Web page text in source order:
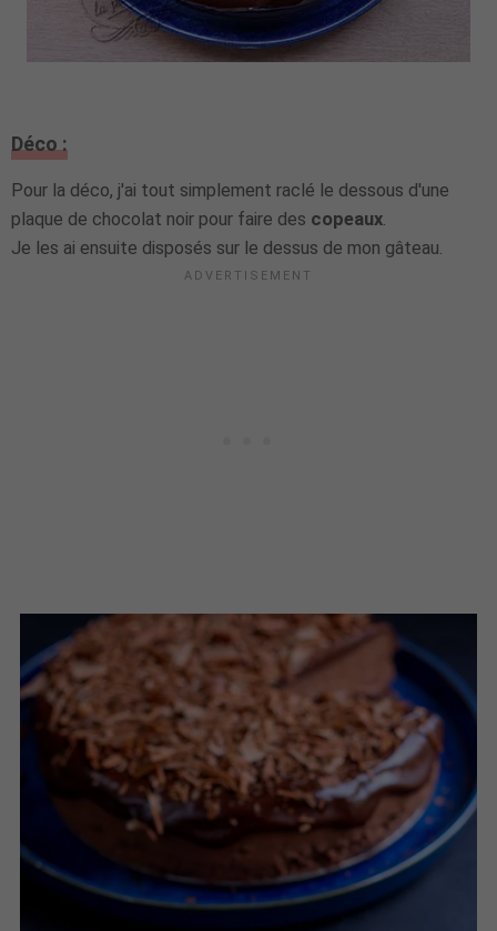
Déco :
Pour la déco, j'ai tout simplement raclé le dessous d'une
plaque de chocolat noir pour faire des copeaux
Je les ai ensuite disposés sur le dessus de mon gâteau.